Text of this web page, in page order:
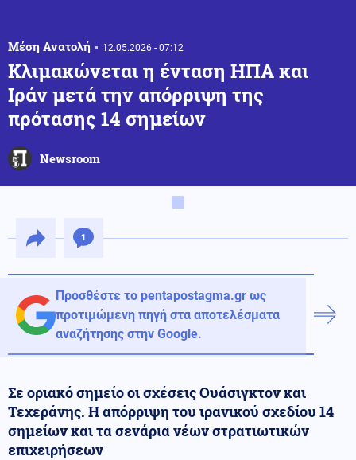
Μέση Ανατολή 12.05.2026 - 07:12
Κλιμακώνεται η ένταση ΗΠΑ και
Ιράν μετά την απόρριψη της
πρότασης 14 σημείων
Newsroom
1
Προσθέστε το pentapostagma.gr ως
προτιμώμενη πηγή στα αποτελέσματα
αναζήτησης στην Google.
Σε οριακό σημείο οι σχέσεις Ουάσιγκτον και
Τεχεράνης. Η απόρριψη του ιρανικού σχεδίου 14
σημείων και τα σενάρια νέων στρατιωτικών
επιχειρήσεων